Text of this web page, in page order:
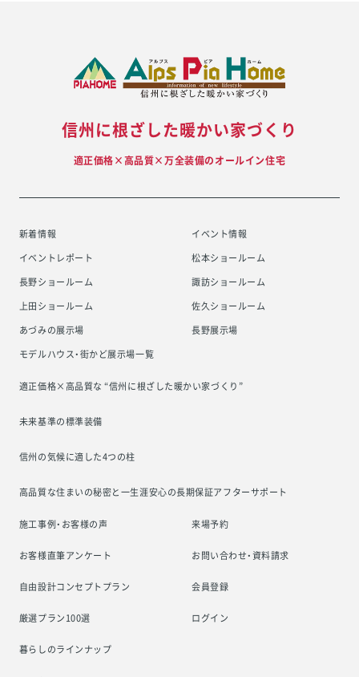
信州に根ざした暖かい家づくり
適正価格×高品質×万全装備のオールイン住宅
新着情報
イベント情報
イベントレポート
松本ショールーム
長野ショールーム
諏訪ショールーム
上田ショールーム
佐久ショールーム
あづみの展示場
長野展示場
モデルハウス・街かど展示場一覧
適正価格×高品質な “信州に根ざした暖かい家づくり”
未来基準の標準装備
信州の気候に適した4つの柱
高品質な住まいの秘密と一生涯安心の長期保証アフターサポート
施工事例・お客様の声
お客様直筆アンケート
自由設計コンセプトプラン
厳選プラン100選
暮らしのラインナップ
来場予約
お問い合わせ・資料請求
会員登録
ログイン